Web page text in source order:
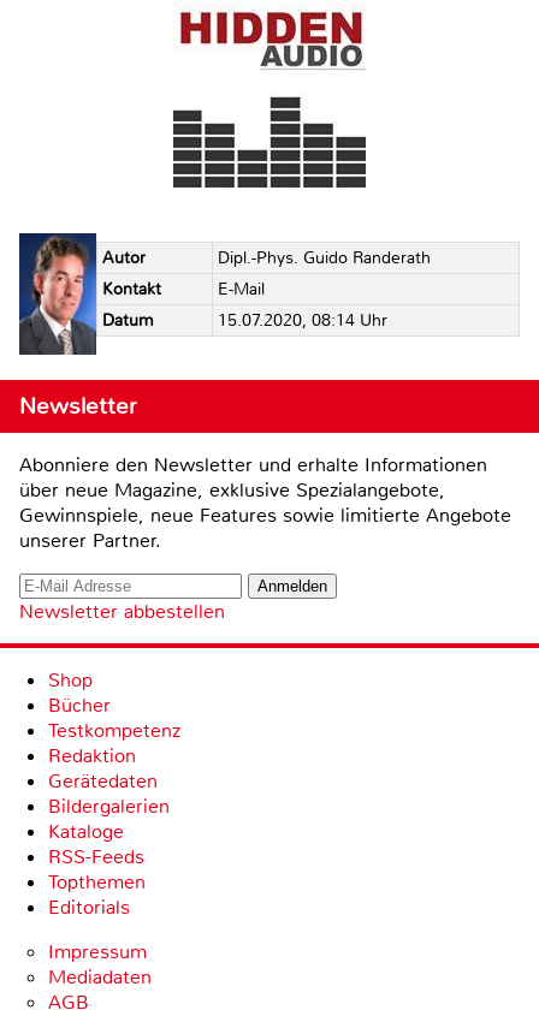
Autor
Dipl.-Phys. Guido Randerath
Kontakt
E-Mail
Datum
15.07.2020, 08:14 Uhr
Newsletter
Abonniere den Newsletter und erhalte Informationen
über neue Magazine, exklusive Spezialangebote,
Gewinnspiele, neue Features sowie limitierte Angebote
unserer Partner.
Newsletter abbestellen
Shop
Bücher
Testkompetenz
Redaktion
Gerätedaten
Bildergalerien
Kataloge
RSS-Feeds
Topthemen
Editorials
Impressum
Mediadaten
AGB